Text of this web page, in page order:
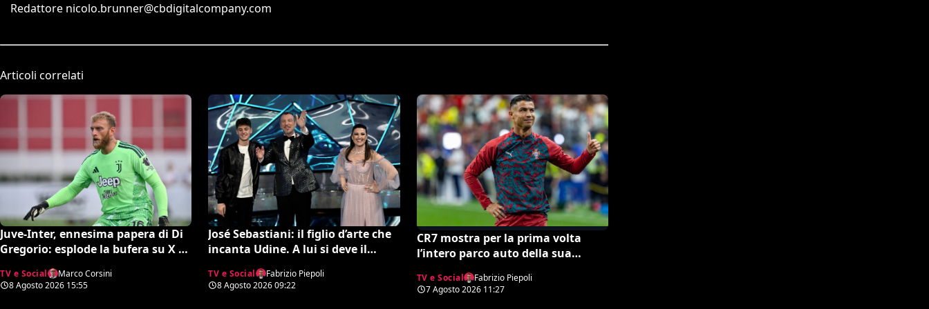
Redattore nicolo.brunner@cbdigitalcompany.com
Articoli correlati
Juve-Inter, ennesima papera di Di
Gregorio: esplode la bufera su X e
TV e Social
Marco Corsini
8 Agosto 2026 15:55
José Sebastiani: il figlio d’arte che
incanta Udine. A lui si deve il
ora sogna il debutto in Serie A
TV e Social
Fabrizio Piepoli
8 Agosto 202609:22
CR7 mostra per la prima volta
l’intero parco auto della sua
valore complessivo ed è da urlo
TV e Social
Fabrizio Piepoli
7 Agosto 2026 11:27